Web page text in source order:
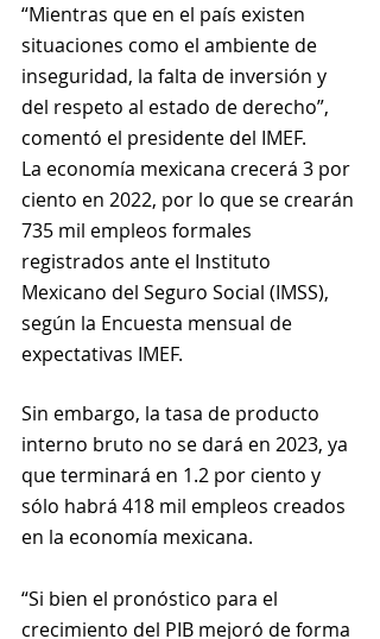
“Mientras que en el país existen
situaciones como el ambiente de
inseguridad, la falta de inversión y
del respeto al estado de derecho”,
comentó el presidente del IMEF.
La economía mexicana crecerá 3 por
ciento en 2022, por lo que se crearán
735 mil empleos formales
registrados ante el Instituto
Mexicano del Seguro Social (IMSS),
según la Encuesta mensual de
expectativas IMEF.
Sin embargo, la tasa de producto
interno bruto no se dará en 2023, ya
que terminará en 1.2 por ciento y
sólo habrá 418 mil empleos creados
en la economía mexicana.
“Si bien el pronóstico para el
crecimiento del PIB mejoró de forma